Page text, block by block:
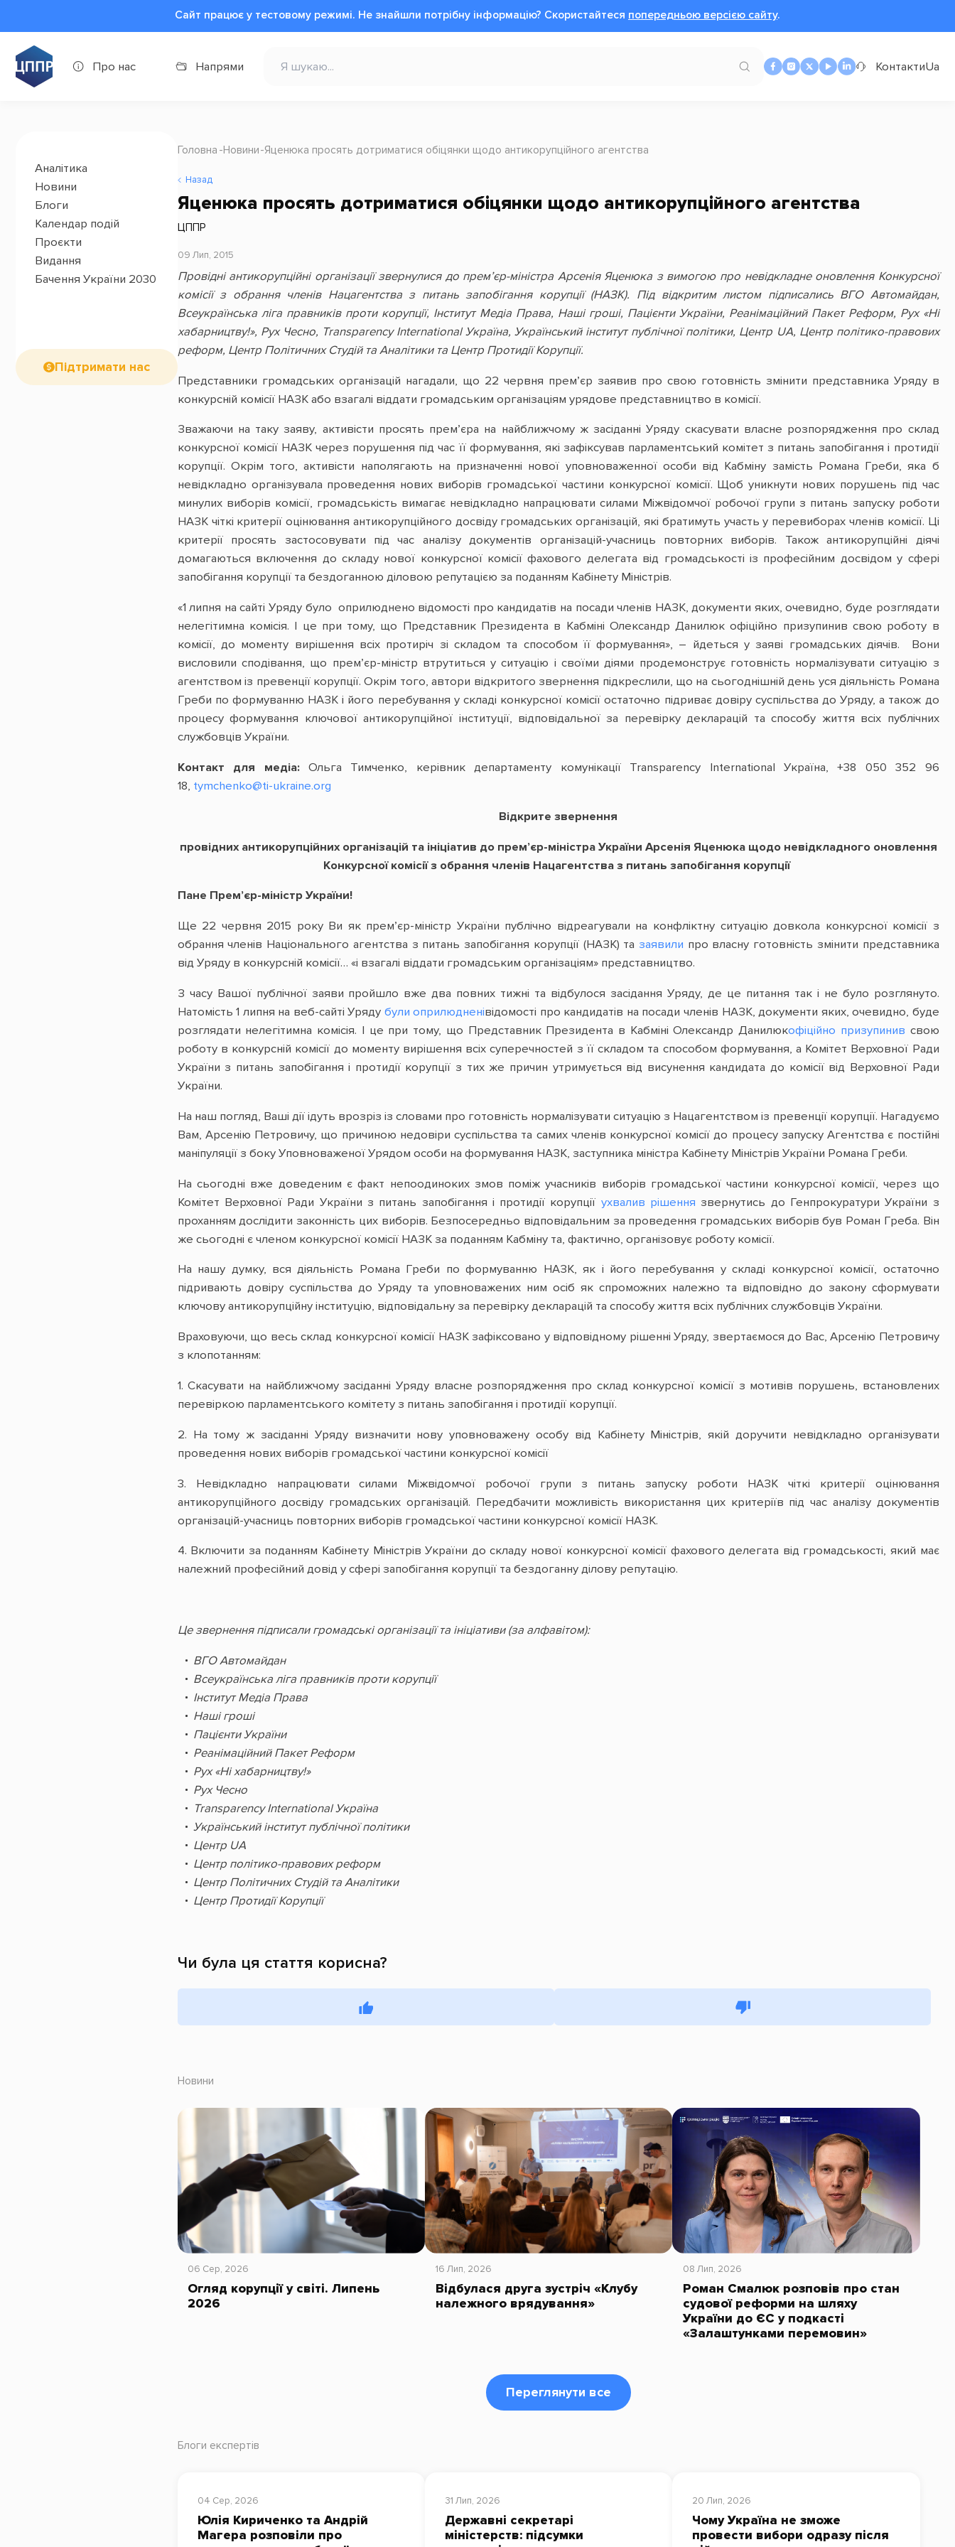
Сайт працює у тестовому режимі. Не знайшли потрібну інформацію? Cкористайтеся попередньою версією сайту.
Про нас Напрями КонтактиUa
Аналітика
Новини
Блоги
Календар подій
Проєкти
Видання
Бачення України 2030
Підтримати нас
Головна Новини Яценюка просять дотриматися обіцянки щодо антикорупційного агентства
Назад
Яценюка просять дотриматися обіцянки щодо антикорупційного агентства
ЦППР
09 Лип, 2015
Провідні антикорупційні організації звернулися до прем’єр-міністра Арсенія Яценюка з вимогою про невідкладне оновлення Конкурсної
комісії з обрання членів Нацагентства з питань запобігання корупції (НАЗК). Під відкритим листом підписались ВГО Автомайдан,
Всеукраїнська ліга правників проти корупції, Інститут Медіа Права, Наші гроші, Пацієнти України, Реанімаційний Пакет Реформ, Рух «Ні
хабарництву!», Рух Чесно, Transparency InternationalУкраїна, Український інститут публічної політики, Центр UA, Центр політико-правових
реформ, Центр Політичних Студій та Аналітики та Центр Протидії Корупції.
Представники громадських організацій нагадали, що 22 червня прем’єр заявив про свою готовність змінити представника Уряду в
конкурсній комісії НАЗК або взагалі віддати громадським організаціям урядове представництво в комісії.
Зважаючи на таку заяву, активісти просять прем’єра на найближчому ж засіданні Уряду скасувати власне розпорядження про склад
конкурсної комісії НАЗК через порушення під час її формування, які зафіксував парламентський комітет з питань запобігання і протидії
корупції. Окрім того, активісти наполягають на призначенні нової уповноваженної особи від Кабміну замість Романа Греби, яка б
невідкладно організувала проведення нових виборів громадської частини конкурсної комісії. Щоб уникнути нових порушень під час
минулих виборів комісії, громадськість вимагає невідкладно напрацювати силами Міжвідомчої робочої групи з питань запуску роботи
НАЗК чіткі критерії оцінювання антикорупційного досвіду громадських організацій, які братимуть участь у перевиборах членів комісії. Ці
критерії просять застосовувати під час аналізу документів організацій-учасниць повторних виборів. Також антикорупційні діячі
домагаються включення до складу нової конкурсної комісії фахового делегата від громадськості із професійним досвідом у сфері
запобігання корупції та бездоганною діловою репутацією за поданням Кабінету Міністрів.
«1 липня на сайті Уряду було оприлюднено відомості про кандидатів на посади членів НАЗК, документи яких, очевидно, буде розглядати
нелегітимна комісія. І це при тому, що Представник Президента в Кабміні Олександр Данилюк офіційно призупинив свою роботу в
комісії, до моменту вирішення всіх протиріч зі складом та способом її формування», – йдеться у заяві громадських діячів. Вони
висловили сподівання, що прем’єр-міністр втрутиться у ситуацію і своїми діями продемонструє готовність нормалізувати ситуацію з
агентством із превенції корупції. Окрім того, автори відкритого звернення підкреслили, що на сьогоднішній день уся діяльність Романа
Греби по формуванню НАЗК і його перебування у складі конкурсної комісії остаточно підриває довіру суспільства до Уряду, а також до
процесу формування ключової антикорупційної інституції, відповідальної за перевірку декларацій та способу життя всіх публічних
службовців України.
Контакт для медіа: Ольга Тимченко, керівник департаменту комунікації Transparency International Україна, +38 050 352 96
18, tymchenko@ti-ukraine.org
Відкрите звернення
провідних антикорупційних організацій та ініціатив до прем’єр-міністра України Арсенія Яценюка щодо невідкладного оновлення
Конкурсної комісії з обрання членів Нацагентства з питань запобігання корупції
Пане Прем’єр-міністр України!
Ще 22 червня 2015 року Ви як прем’єр-міністр України публічно відреагували на конфліктну ситуацію довкола конкурсної комісії з
обрання членів Національного агентства з питань запобігання корупції (НАЗК) та заявили про власну готовність змінити представника
від Уряду в конкурсній комісії… «і взагалі віддати громадським організаціям» представництво.
З часу Вашої публічної заяви пройшло вже два повних тижні та відбулося засідання Уряду, де це питання так і не було розглянуто.
Натомість 1 липня на веб-сайті Уряду були оприлюдненівідомості про кандидатів на посади членів НАЗК, документи яких, очевидно, буде
розглядати нелегітимна комісія. І це при тому, що Представник Президента в Кабміні Олександр Данилюкофіційно призупинив свою
роботу в конкурсній комісії до моменту вирішення всіх суперечностей з її складом та способом формування, а Комітет Верховної Ради
України з питань запобігання і протидії корупції з тих же причин утримується від висунення кандидата до комісії від Верховної Ради
України.
На наш погляд, Ваші дії ідуть врозріз із словами про готовність нормалізувати ситуацію з Нацагентством із превенції корупції. Нагадуємо
Вам, Арсенію Петровичу, що причиною недовіри суспільства та самих членів конкурсної комісії до процесу запуску Агентства є постійні
маніпуляції з боку Уповноваженої Урядом особи на формування НАЗК, заступника міністра Кабінету Міністрів України Романа Греби.
На сьогодні вже доведеним є факт непоодиноких змов поміж учасників виборів громадської частини конкурсної комісії, через що
Комітет Верховної Ради України з питань запобігання і протидії корупції ухвалив рішення звернутись до Генпрокуратури України з
проханням дослідити законність цих виборів. Безпосередньо відповідальним за проведення громадських виборів був Роман Греба. Він
же сьогодні є членом конкурсної комісії НАЗК за поданням Кабміну та, фактично, організовує роботу комісії.
На нашу думку, вся діяльність Романа Греби по формуванню НАЗК, як і його перебування у складі конкурсної комісії, остаточно
підривають довіру суспільства до Уряду та уповноважених ним осіб як спроможних належно та відповідно до закону сформувати
ключову антикорупційну інституцію, відповідальну за перевірку декларацій та способу життя всіх публічних службовців України.
Враховуючи, що весь склад конкурсної комісії НАЗК зафіксовано у відповідному рішенні Уряду, звертаємося до Вас, Арсенію Петровичу
з клопотанням:
1. Скасувати на найближчому засіданні Уряду власне розпорядження про склад конкурсної комісії з мотивів порушень, встановлених
перевіркою парламентського комітету з питань запобігання і протидії корупції.
2. На тому ж засіданні Уряду визначити нову уповноважену особу від Кабінету Міністрів, якій доручити невідкладно організувати
проведення нових виборів громадської частини конкурсної комісії
3. Невідкладно напрацювати силами Міжвідомчої робочої групи з питань запуску роботи НАЗК чіткі критерії оцінювання
антикорупційного досвіду громадських організацій. Передбачити можливість використання цих критеріїв під час аналізу документів
організацій-учасниць повторних виборів громадської частини конкурсної комісії НАЗК.
4. Включити за поданням Кабінету Міністрів України до складу нової конкурсної комісії фахового делегата від громадськості, який має
належний професійний довід у сфері запобігання корупції та бездоганну ділову репутацію.
Це звернення підписали громадські організації та ініціативи (за алфавітом):
ВГО Автомайдан
Всеукраїнська ліга правників проти корупції
Інститут Медіа Права
Наші гроші
Пацієнти України
Реанімаційний Пакет Реформ
Рух «Ні хабарництву!»
Рух Чесно
Transparency International Україна
Український інститут публічної політики
Центр UA
Центр політико-правових реформ
Центр Політичних Студій та Аналітики
Центр Протидії Корупції
Чи була ця стаття корисна?
Новини
06 Сер, 2026
Огляд корупції у світі. Липень
2026
16 Лип, 2026
Відбулася друга зустріч «Клубу
належного врядування»
08 Лип, 2026
Роман Смалюк розповів про стан
судової реформи на шляху
України до ЄС у подкасті
«Залаштунками перемовин»
Переглянути все
Блоги експертів
04 Сер, 2026
Юлія Кириченко та Андрій
Магера розповіли про
31 Лип, 2026
Державні секретарі
міністерств: підсумки
20 Лип, 2026
Чому Україна не зможе
провести вибори одразу після